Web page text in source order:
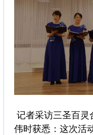
记者采访三圣百灵
伟时获悉：这次活